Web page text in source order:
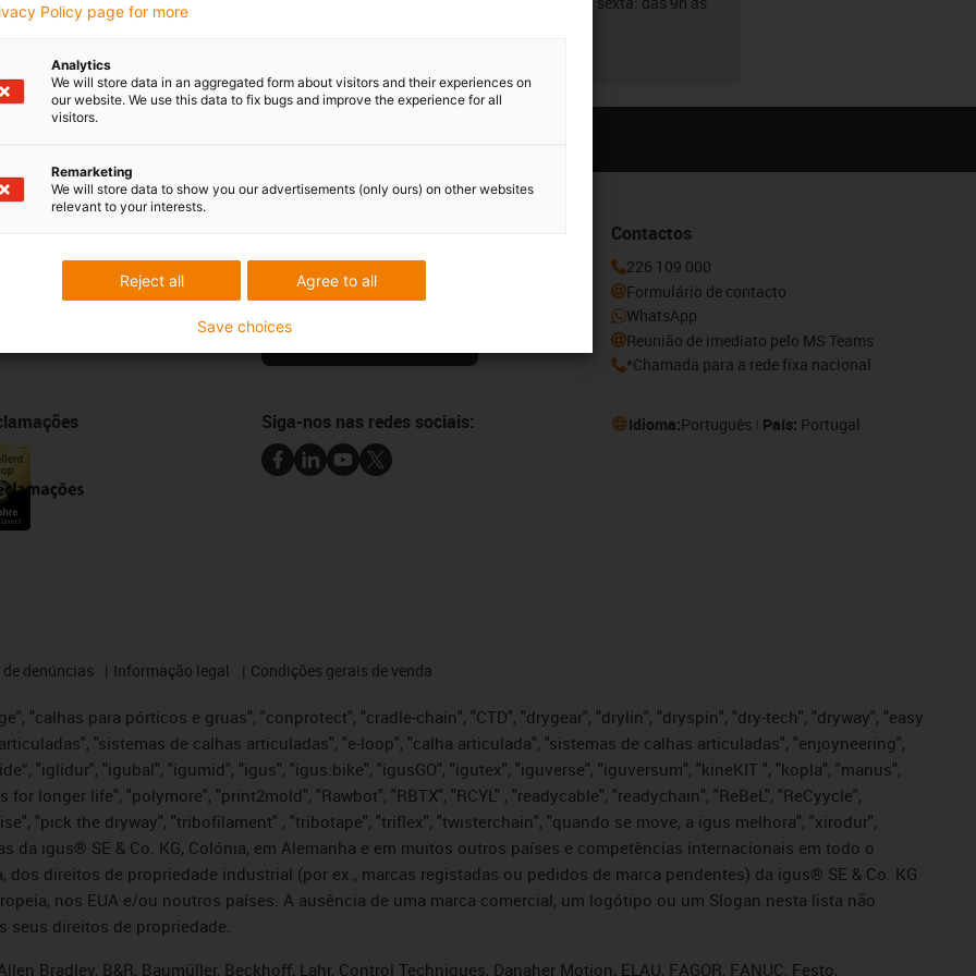
Mantenha-se a par de todas as novidades e
subscreva a newsletter da igus® aqui.
Contactos
226 109 000
Formulário de contacto
WhatsApp
Reunião de imediato pelo MS Teams
*Chamada para a rede fixa nacional
Siga-nos nas redes sociais: Idioma:Português País: Portugal
denúncias Informação legal Condições gerais de venda
"calhas para pórticos e gruas", "conprotect", "cradle-chain", "CTD", "drygear", "drylin", "dryspin", "dry-tech", "dryway", "easy
"sistemas de calhas articuladas", "e-loop", "calha articulada", "sistemas de calhas articuladas", "enjoyneering",
"iglidur", "igubal", "igumid", "igus", "igus:bike", "igusGO", "igutex", "iguverse", "iguversum", "kineKIT ", "kopla", "manus",
longer life", "polymore", "print2mold", "Rawbot", "RBTX", "RCYL" , "readycable", "readychain", "ReBeL", "ReCyycle",
"pick the dryway", "tribofilament" , "tribotape", "triflex", "twisterchain", "quando se move, a igus melhora", "xirodur",
da igus® SE & Co. KG, Colónia, em Alemanha e em muitos outros países e competências internacionais em todo o
direitos de propriedade industrial (por ex., marcas registadas ou pedidos de marca pendentes) da igus® SE & Co. KG
nos EUA e/ou noutros países. A ausência de uma marca comercial, um logótipo ou um Slogan nesta lista não
seus direitos de propriedade.
Bradley, B&R, Baumüller, Beckhoff, Lahr, Control Techniques, Danaher Motion, ELAU, FAGOR, FANUC, Festo,
Policy page for more
Analytics
We will store data in an aggregated form about visitors and their experiences on
our website. We use this data to fix bugs and improve the experience for all
visitors.
Remarketing
We will store data to show you our advertisements (only ours) on other websites
relevant to your interests.
Agree to all
Reject all
Save choices